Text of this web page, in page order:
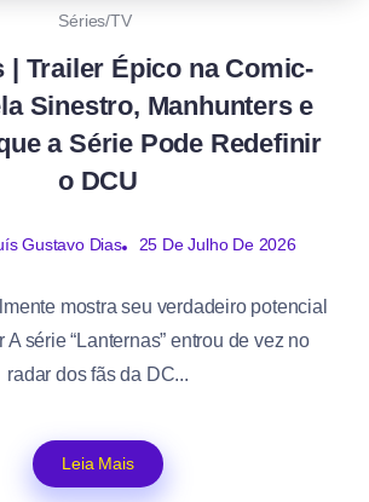
Séries/TV
| Trailer Épico na Comic-
Sinestro, Manhunters e
a Série Pode Redefinir
o DCU
Gustavo Dias 25 De Julho De 2026
mostra seu verdadeiro potencial
A série “Lanternas” entrou de vez no
radar dos fãs da DC...
Leia Mais